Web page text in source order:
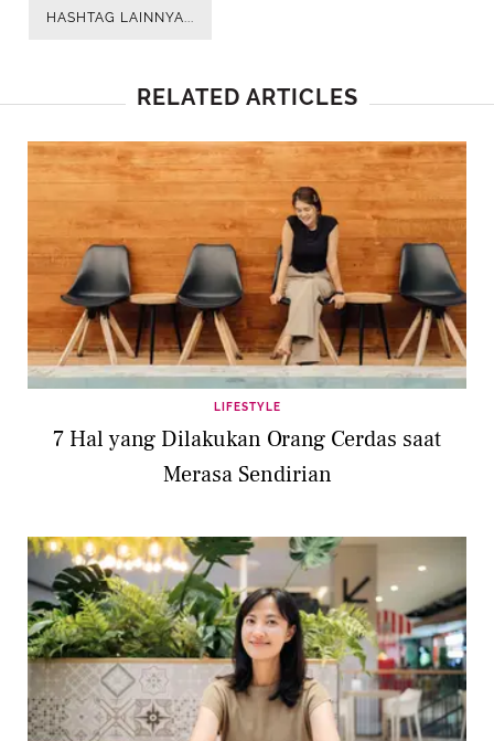
HASHTAG LAINNYA...
RELATED ARTICLES
LIFESTYLE
7 Hal yang Dilakukan Orang Cerdas saat
Merasa Sendirian